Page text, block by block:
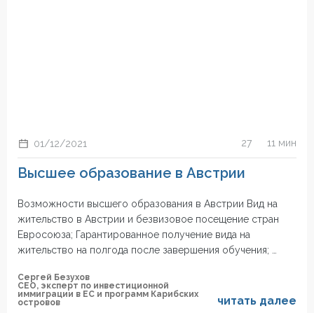
01/12/2021 27 11 мин
Высшее образование в Австрии
Возможности высшего образования в Австрии Вид на
жительство в Австрии и безвизовое посещение стран
Евросоюза; Гарантированное получение вида на
жительство на полгода после завершения обучения; …
Сергей Безухов
СЕО, эксперт по инвестиционной
иммиграции в ЕС и программ Карибских
островов
читать далее